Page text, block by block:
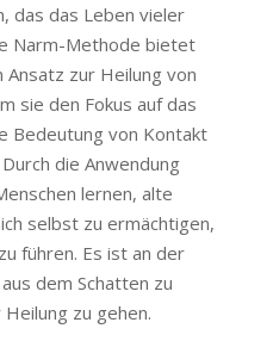
das das Leben vieler
Narm-Methode bietet
zur Heilung von
sie den Fokus auf das
Bedeutung von Kontakt
die Anwendung
lernen, alte
selbst zu ermächtigen,
führen. Es ist an der
dem Schatten zu
zu gehen.